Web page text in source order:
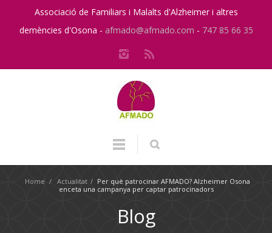
Associació de Familiars i Malalts d'Alzheimer i altres
demències d'Osona - afmado@afmado.com - 747 85 66 35
Home / Actualitat / Per què patrocinar AFMADO? Alzheimer Osona
enceta una campanya per captar patrocinadors
Blog